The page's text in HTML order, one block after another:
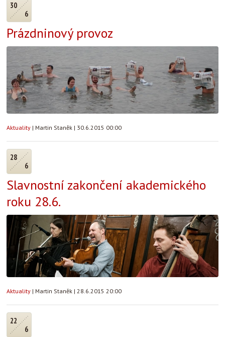
30
6
Prázdninový provoz
Aktuality | Martin Staněk | 30.6.2015 00:00
28
6
Slavnostní zakončení akademického
roku 28.6.
Aktuality | Martin Staněk | 28.6.2015 20:00
22
6